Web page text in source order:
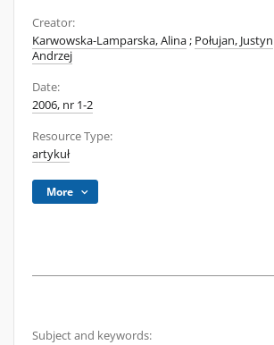
Creator:
Karwowska-Lamparska, Alina; Połujan, Justyn
Andrzej
Date:
2006, nr 1-2
Resource Type:
artykuł
More
Subject and keywords: